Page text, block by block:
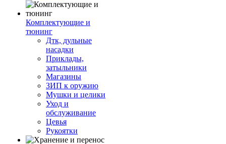
Комплектующие и
тюнинг
Дтк, дульные
насадки
Приклады,
затыльники
Магазины
ЗИП к оружию
Мушки и целики
Уход и
обслуживание
Цевья
Рукоятки